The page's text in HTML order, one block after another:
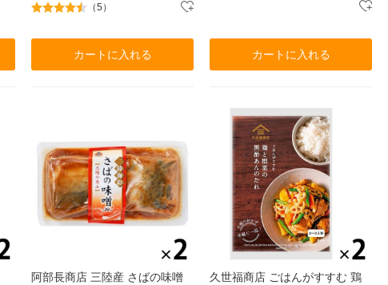
（5）
カートに入れる カートに入れる
阿部長商店 三陸産 さばの味噌 久世福商店 ごはんがすすむ 鶏